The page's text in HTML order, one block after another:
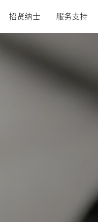
招贤纳士 服务支持